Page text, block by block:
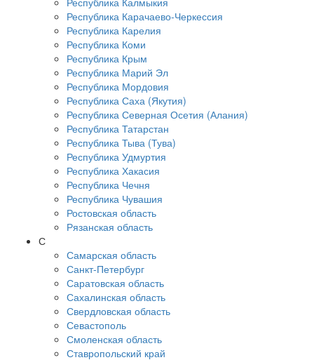
Республика Карачаево-Черкессия
Республика Карелия
Республика Коми
Республика Крым
Республика Марий Эл
Республика Мордовия
Республика Саха (Якутия)
Республика Северная Осетия (Алания)
Республика Татарстан
Республика Тыва (Тува)
Республика Удмуртия
Республика Хакасия
Республика Чечня
Республика Чувашия
Ростовская область
Рязанская область
С
Самарская область
Санкт-Петербург
Саратовская область
Сахалинская область
Свердловская область
Севастополь
Смоленская область
Ставропольский край